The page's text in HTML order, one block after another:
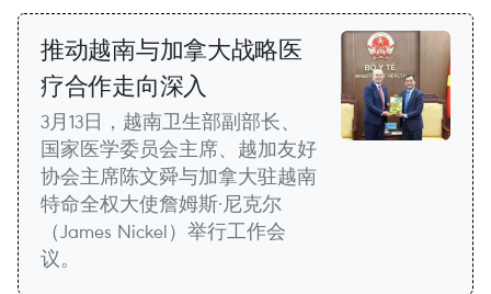
推动越南与加拿大战略医
疗合作走向深入
3月13日，越南卫生部副部长、
国家医学委员会主席、越加友好
协会主席陈文舜与加拿大驻越南
特命全权大使詹姆斯·尼克尔
（James Nickel）举行工作会
议。